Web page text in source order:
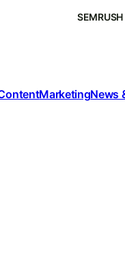
SEMRUSH
MarketingNews